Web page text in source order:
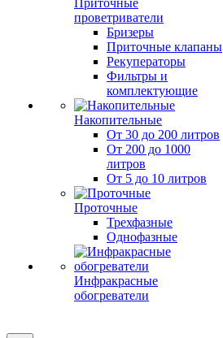
Приточные
проветриватели
Бризеры
Приточные клапаны
Рекуператоры
Фильтры и
комплектующие
Накопительные
От 30 до 200 литров
От 200 до 1000
литров
От 5 до 10 литров
Проточные
Трехфазные
Однофазные
Инфракрасные
обогреватели